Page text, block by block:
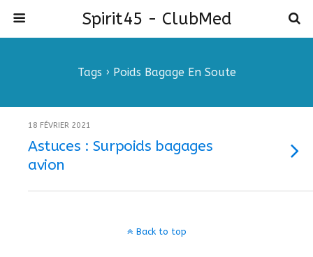
Spirit45 - ClubMed
Tags › Poids Bagage En Soute
18 FÉVRIER 2021
Astuces : Surpoids bagages
avion
Back to top